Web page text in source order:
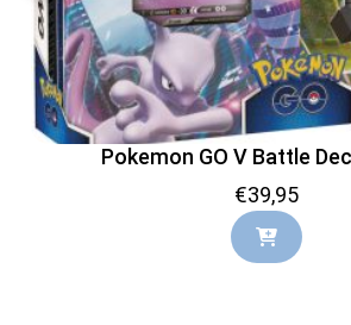
Pokemon GO V Battle
€39,95